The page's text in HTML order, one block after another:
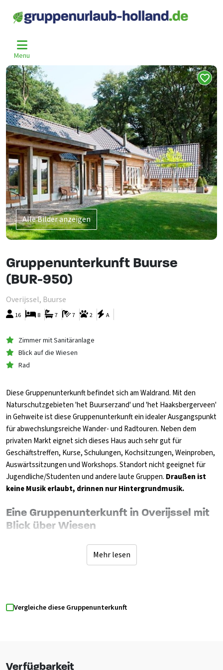
Menu
Home >
Alle Bilder anzeigen
Gruppenunterkunft Buurse
(BUR-950)
Overijssel, Buurse
16 2
7
7 A
8
Zimmer mit Sanitäranlage
Blick auf die Wiesen
Rad
Diese Gruppenunterkunft befindet sich am Waldrand. Mit den
Naturschutzgebieten 'het Buurserzand' und 'het Haaksbergerveen'
in Gehweite ist diese Gruppenunterkunft ein idealer Ausgangspunkt
für abwechslungsreiche Wander- und Radtouren. Neben dem
privaten Markt eignet sich dieses Haus auch sehr gut für
Geschäftstreffen, Kurse, Schulungen, Kochsitzungen, Weinproben,
Auswärtssitzungen und Workshops. Standort nicht geeignet für
Jugendliche/Studenten und andere laute Gruppen. Draußen ist
keine Musik erlaubt, drinnen nur Hintergrundmusik.
Eine Gruppenunterkunft in Overijssel mit
Blick über Wiesen
Von der Sitzecke, die mit zwei Ecksofas und ein paar Sesseln
ausgestattet ist, haben Sie durch die riesige Glasfront einen Blick
nach draußen. Der große Essbereich hat alte Klostertische und für
Schlafzimmer mit eigener Dusche/WC/Waschbecken. Jedes
Schlafzimmer verfügt über französische Türen, die sich auf die
Verfügung, die für zusätzliche Schlafzimmer oder Badezimmer
Mehr lesen
Vergleiche diese Gruppenunterkunft
Verfügbarkeit